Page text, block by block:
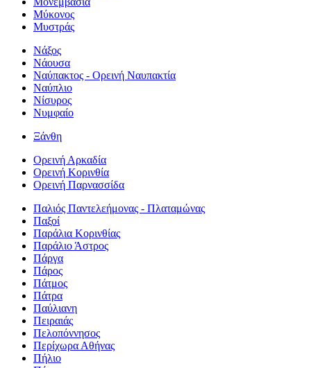
Μύκονος
Μυστράς
Νάξος
Νάουσα
Ναύπακτος - Ορεινή Ναυπακτία
Ναύπλιο
Νίσυρος
Νυμφαίο
Ξάνθη
Ορεινή Αρκαδία
Ορεινή Κορινθία
Ορεινή Παρνασσίδα
Παλιός Παντελεήμονας - Πλαταμώνας
Παξοί
Παράλια Κορινθίας
Παράλιο Άστρος
Πάργα
Πάρος
Πάτμος
Πάτρα
Παύλιανη
Πειραιάς
Πελοπόννησος
Περίχωρα Αθήνας
Πήλιο